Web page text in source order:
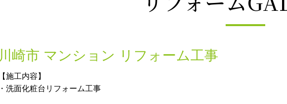
川崎市 マンション リフォーム工事
【施工内容】
・洗面化粧台リフォーム工事